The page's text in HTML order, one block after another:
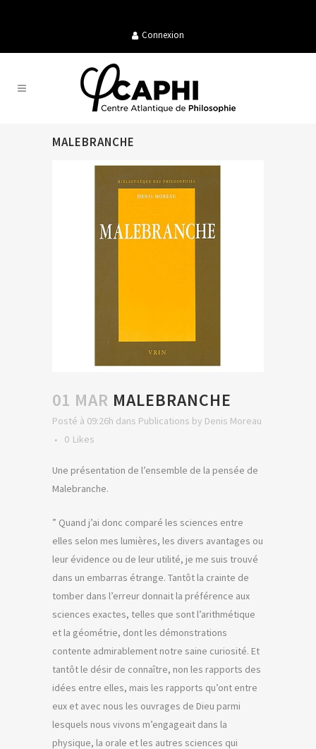
Connexion
MALEBRANCHE
01 MAR MALEBRANCHE
Posté à 09:26h dans Publications by Denis Moreau
0 Likes
Une présentation de l’ensemble de la pensée de
Malebranche.
” Quand j’ai donc comparé les sciences entre
elles selon mes lumières, les divers avantages ou
leur évidence ou de leur utilité, je me suis trouvé
dans un embarras étrange. Tantôt la crainte de
tomber dans l’erreur donnait la préférence aux
sciences exactes, telles que sont l’arithmétique
et la géométrie, dont les démonstrations
contente admirablement notre saine curiosité. Et
tantôt le désir de connaître, non les rapports des
idées entre elles, mais les rapports qu’ont entre
eux et avec nous les ouvrages de Dieu parmi
lesquels nous vivons m’engageait dans la
physique, la orale et les autres sciences qui